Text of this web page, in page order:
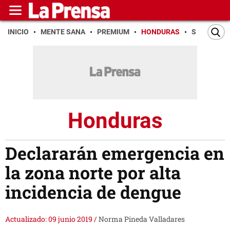
INICIO MENTE SANA PREMIUM HONDURAS SAN PEDRO
Honduras
Declararán emergencia en
la zona norte por alta
incidencia de dengue
Actualizado: 09 junio 2019 /Norma Pineda Valladares